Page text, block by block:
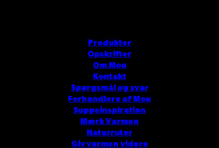
Produkter
Opskrifter
Om Mou
Kontakt
Spørgsmål og svar
Forhandlere af Mou
Suppeinspiration
Mærk Varmen
Naturruter
Giv varmen videre